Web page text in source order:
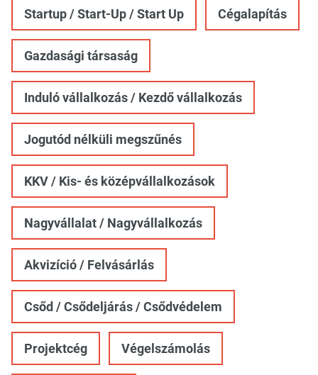
Startup / Start-Up / Start Up Cégalapítás
Gazdasági társaság
Induló vállalkozás / Kezdő vállalkozás
Jogutód nélküli megszűnés
KKV / Kis- és középvállalkozások
Nagyvállalat / Nagyvállalkozás
Akvizíció / Felvásárlás
Csőd / Csődeljárás / Csődvédelem
Projektcég Végelszámolás